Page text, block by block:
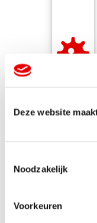
Deze website
Noodzakelijk
Voorkeuren